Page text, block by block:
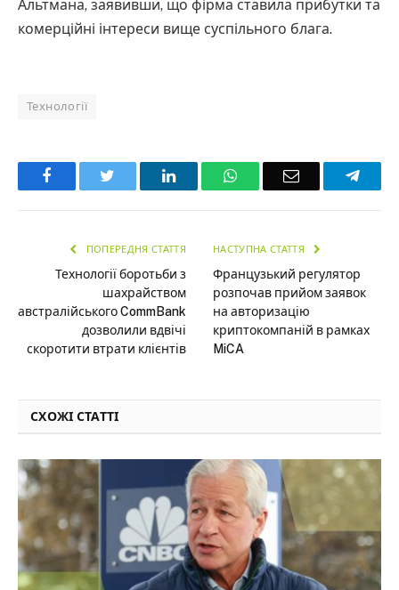
Альтмана, заявивши, що фірма ставила прибутки та
комерційні інтереси вище суспільного блага.
Технології
Facebook LinkedInWhatsAppEmail
ПОПЕРЕДНЯ СТАТТЯ
Технології боротьби з
шахрайством
австралійського CommBank
дозволили вдвічі
скоротити втрати клієнтів
НАСТУПНА СТАТТЯ
Французький регулятор
розпочав прийом заявок
на авторизацію
криптокомпаній в рамках
MiCA
СХОЖІ СТАТТІ